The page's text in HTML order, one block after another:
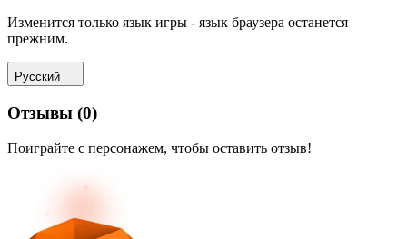
Изменится только язык игры - язык браузера останется
прежним.
Русский
Отзывы (0)
Поиграйте с персонажем, чтобы оставить отзыв!